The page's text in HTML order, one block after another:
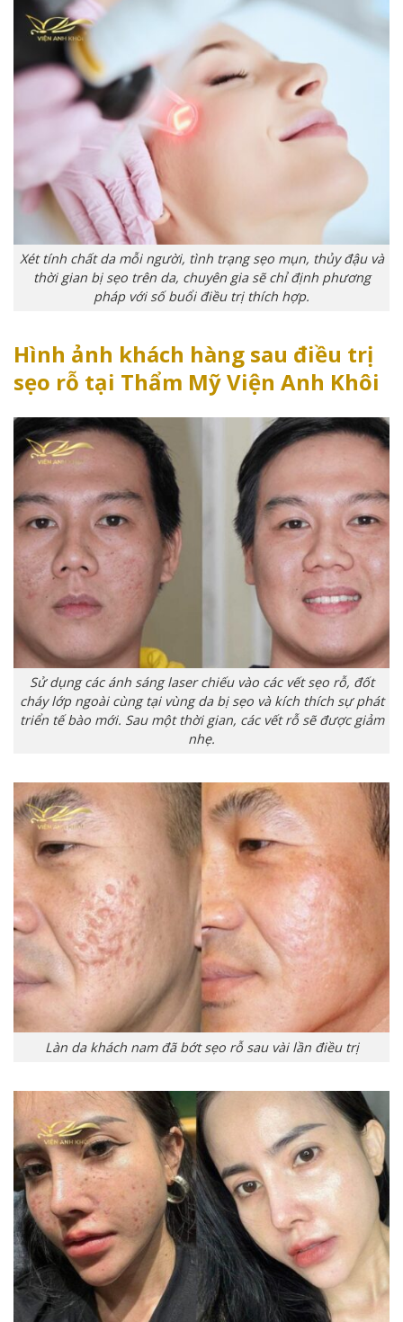
Xét tính chất da mỗi người, tình trạng sẹo mụn, thủy đậu và
thời gian bị sẹo trên da, chuyên gia sẽ chỉ định phương
pháp với số buổi điều trị thích hợp.
Hình ảnh khách hàng sau điều trị
sẹo rỗ tại Thẩm Mỹ Viện Anh Khôi
Sử dụng các ánh sáng laser chiếu vào các vết sẹo rỗ, đốt
cháy lớp ngoài cùng tại vùng da bị sẹo và kích thích sự phát
triển tế bào mới. Sau một thời gian, các vết rỗ sẽ được giảm
nhẹ.
Làn da khách nam đã bớt sẹo rỗ sau vài lần điều trị